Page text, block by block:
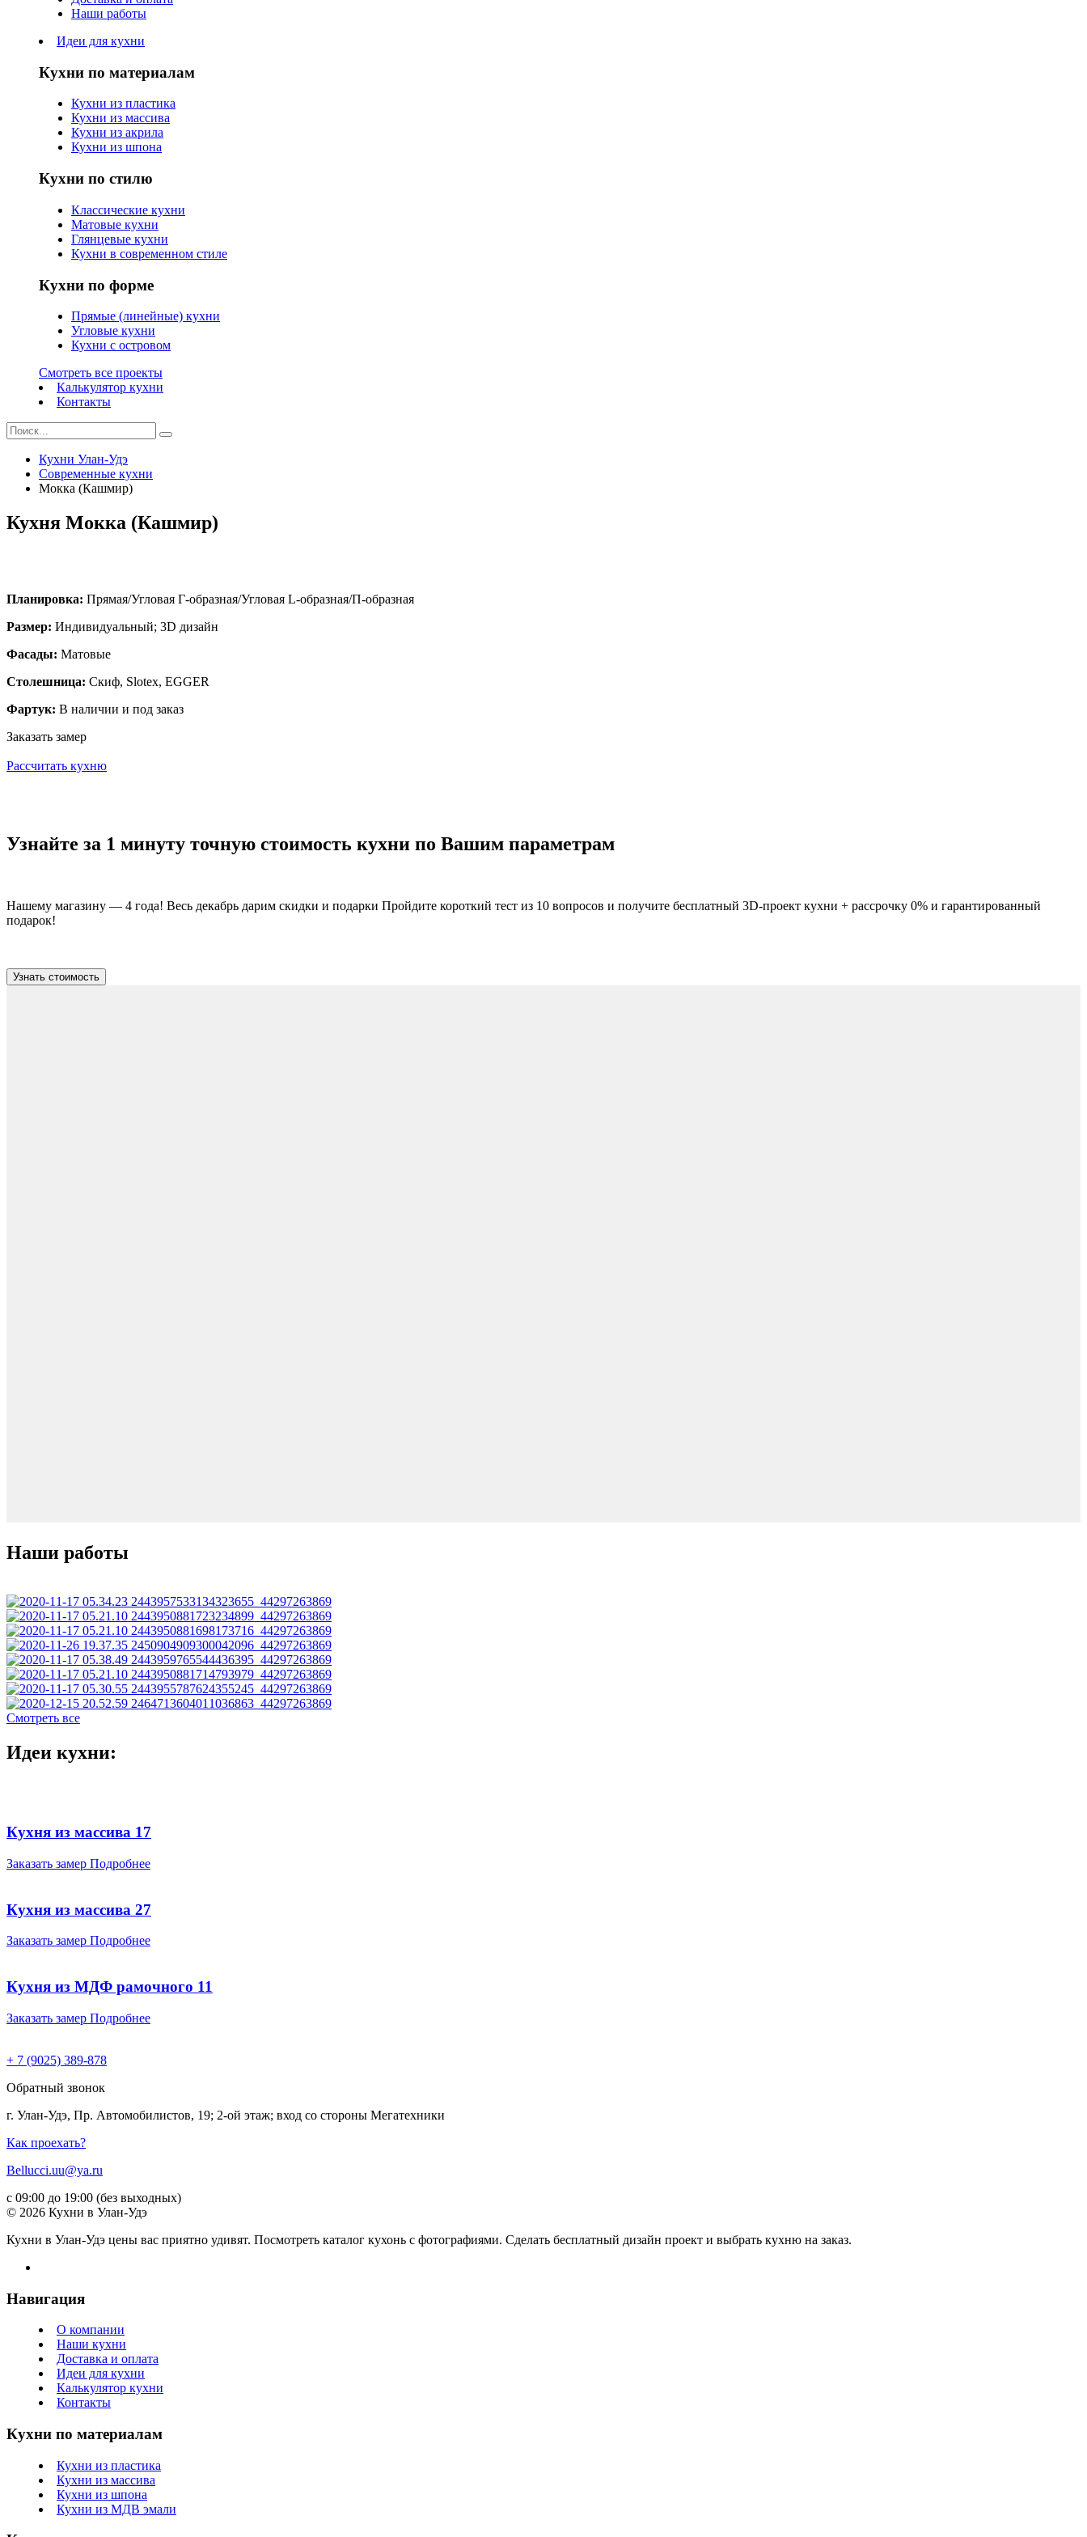
Наши работы
Идеи для кухни
Кухни по материалам
Кухни из пластика
Кухни из массива
Кухни из акрила
Кухни из шпона
Кухни по стилю
Классические кухни
Матовые кухни
Глянцевые кухни
Кухни в современном стиле
Кухни по форме
Прямые (линейные) кухни
Угловые кухни
Кухни с островом
Смотреть все проекты
Калькулятор кухни
Контакты
Кухни Улан-Удэ
Современные кухни
Мокка (Кашмир)
Кухня Мокка (Кашмир)
Планировка: Прямая/Угловая Г-образная/Угловая L-образная/П-образная
Размер: Индивидуальный; 3D дизайн
Фасады: Матовые
Столешница: Скиф, Slotex, EGGER
Фартук: В наличии и под заказ
Заказать замер
Рассчитать кухню
Узнайте за 1 минуту точную стоимость кухни по Вашим параметрам
Нашему магазину — 4 года! Весь декабрь дарим скидки и подарки Пройдите короткий тест из 10 вопросов и получите бесплатный 3D-проект кухни + рассрочку 0% и гарантированный
подарок!
Узнать стоимость
Наши работы
Смотреть все
Идеи кухни:
Кухня из массива 17
Заказать замер Подробнее
Кухня из массива 27
Заказать замер Подробнее
Кухня из МДФ рамочного 11
Заказать замер Подробнее
+ 7 (9025) 389-878
Обратный звонок
г. Улан-Удэ, Пр. Автомобилистов, 19; 2-ой этаж; вход со стороны Мегатехники
Как проехать?
Bellucci.uu@ya.ru
с 09:00 до 19:00 (без выходных)
© 2026 Кухни в Улан-Удэ
Кухни в Улан-Удэ цены вас приятно удивят. Посмотреть каталог кухонь с фотографиями. Сделать бесплатный дизайн проект и выбрать кухню на заказ.
Навигация
О компании
Наши кухни
Доставка и оплата
Идеи для кухни
Калькулятор кухни
Контакты
Кухни по материалам
Кухни из пластика
Кухни из массива
Кухни из шпона
Кухни из МДВ эмали